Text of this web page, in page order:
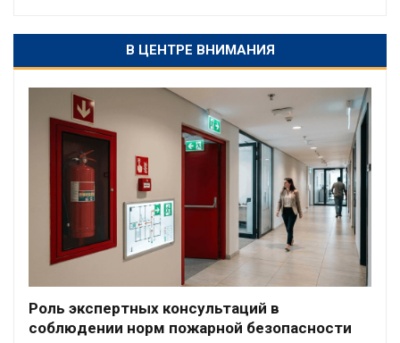
В ЦЕНТРЕ ВНИМАНИЯ
Роль экспертных консультаций в
соблюдении норм пожарной безопасности